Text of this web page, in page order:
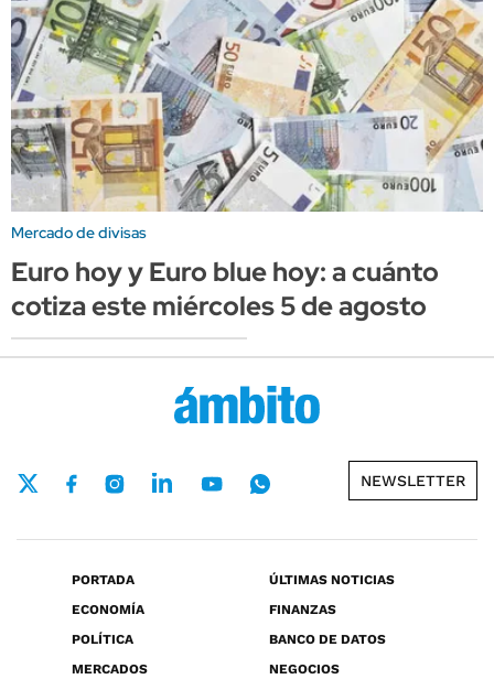
Mercado de divisas
Euro hoy y Euro blue hoy: a cuánto
cotiza este miércoles 5 de agosto
NEWSLETTER
PORTADA
ÚLTIMAS NOTICIAS
ECONOMÍA
FINANZAS
POLÍTICA
BANCO DE DATOS
MERCADOS
NEGOCIOS